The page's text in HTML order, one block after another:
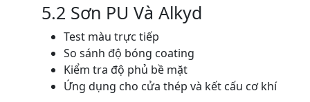
5.2 Sơn PU Và Alkyd
Test màu trực tiếp
So sánh độ bóng coating
Kiểm tra độ phủ bề mặt
Ứng dụng cho cửa thép và kết cấu cơ khí